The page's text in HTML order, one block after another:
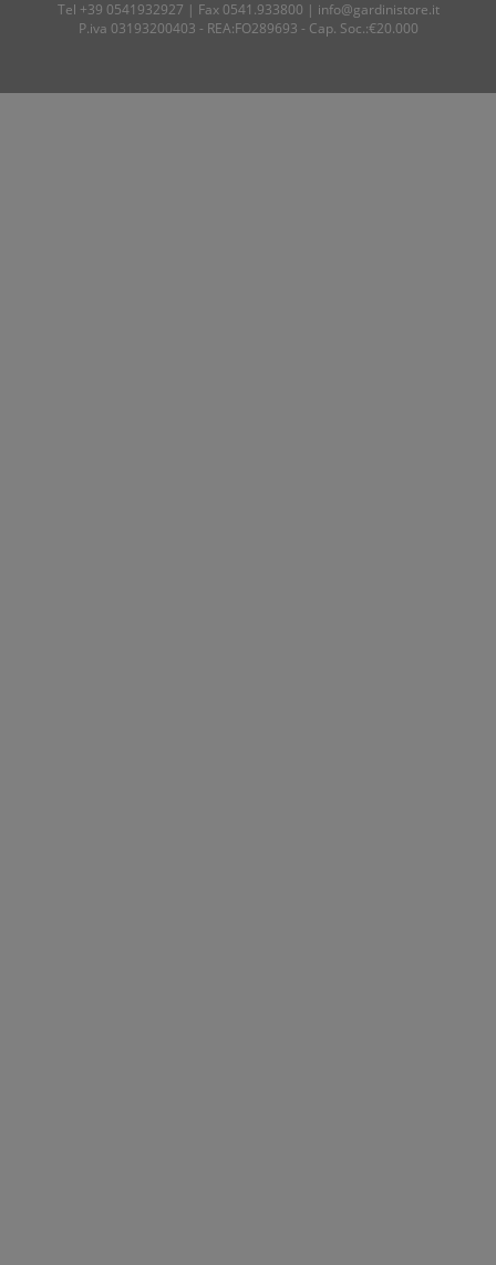
Tel +39 0541932927 | Fax 0541.933800 | info@gardinistore.it
P.iva 03193200403 - REA:FO289693 - Cap. Soc.:€20.000